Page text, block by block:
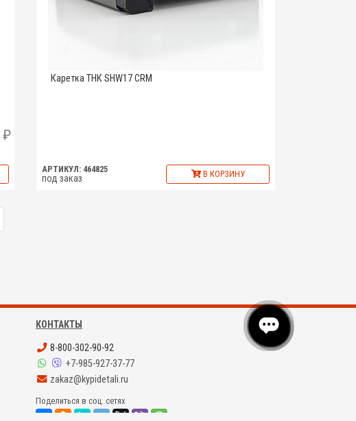
Каретка ТНК SHW17 CRM
АРТИКУЛ: 464825
под заказ В КОРЗИНУ
КОНТАКТЫ
8-800-302-90-92
+7-985-927-37-77
zakaz@kypidetali.ru
Поделиться в соц. сетях